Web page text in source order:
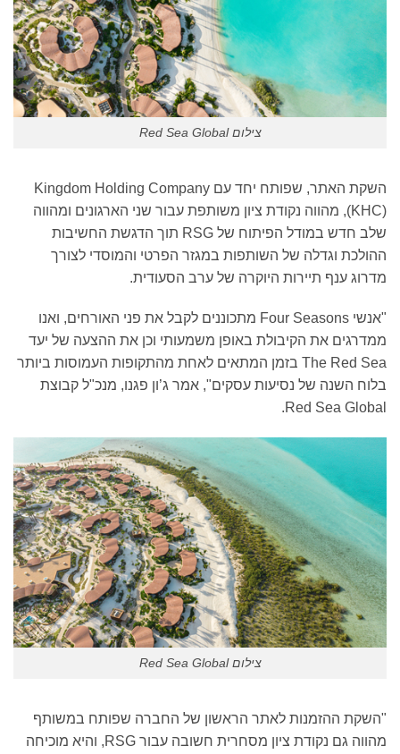
צילום Red Sea Global
השקת האתר, שפותח יחד עם Kingdom Holding Company
‏(KHC), מהווה נקודת ציון משותפת עבור שני הארגונים ומהווה
שלב חדש במודל הפיתוח של RSG תוך הדגשת החשיבות
וגדלה של השותפות במגזר הפרטי והמוסדי לצורך
ענף תיירות היוקרה של ערב הסעודית.
"אנשי Four Seasons מתכוננים לקבל את פני האורחים, ואנו
את הקיבולת באופן משמעותי וכן את ההצעה של יעד
The Red Sea בזמן המתאים לאחת מהתקופות העמוסות ביותר
השנה של נסיעות עסקים", אמר ג’ון פגנו, מנכ"ל קבוצת
Red Sea
צילום Red Sea Global
ההזמנות לאתר הראשון של החברה שפותח במשותף
מהווה גם נקודת ציון מסחרית חשובה עבור RSG, והיא מוכיחה